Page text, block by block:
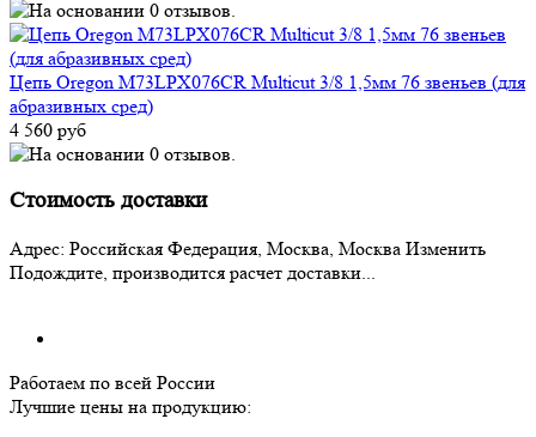
Цепь Oregon M73LPX076CR Multicut 3/8 1,5мм 76 звеньев (для
абразивных сред)
4 560 руб
Стоимость доставки
Адрес: Российская Федерация, Москва, Москва Изменить
Подождите, производится расчет доставки...
Работаем по всей России
Лучшие цены на продукцию: